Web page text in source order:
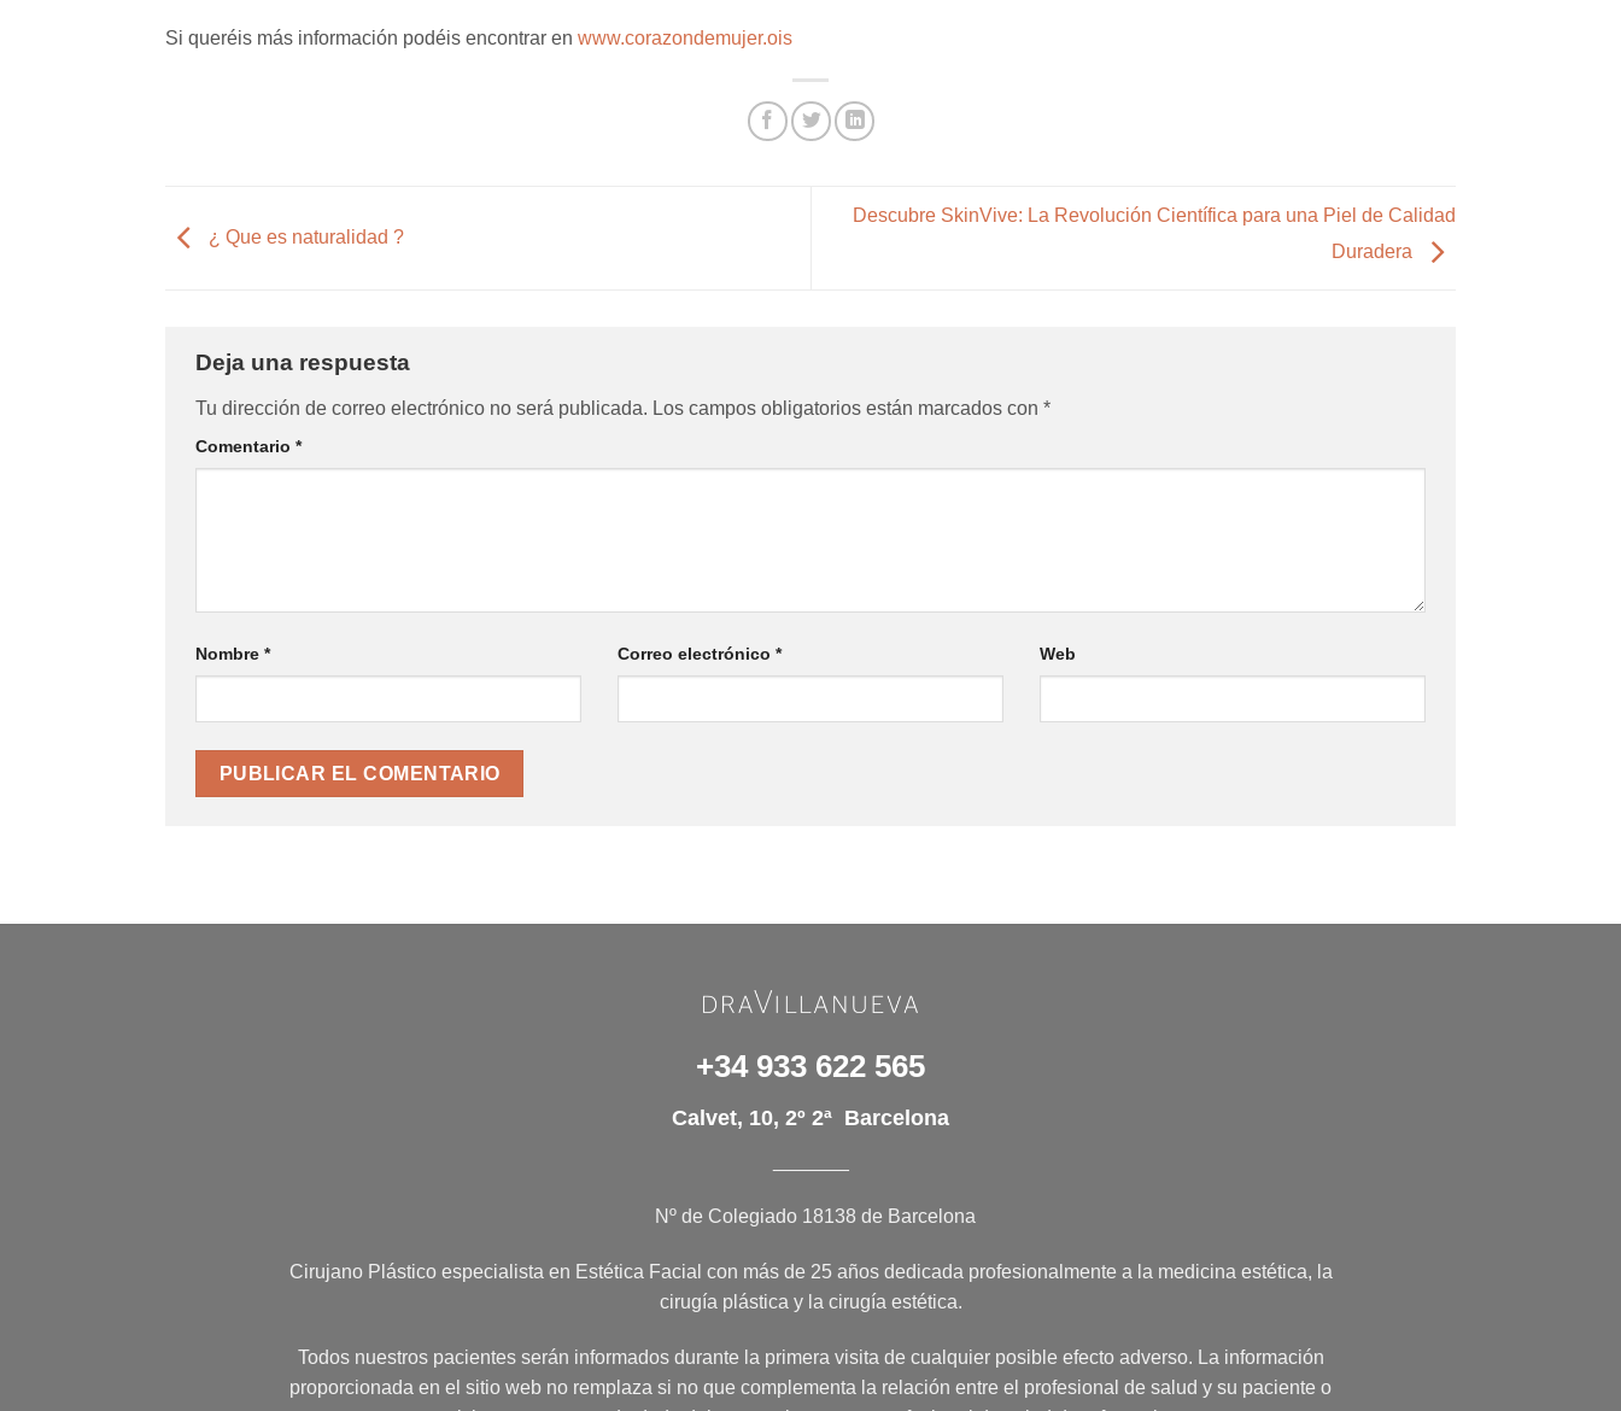
Si queréis más información podéis encontrar en www.corazondemujer.ois
¿ Que es naturalidad ?
Descubre SkinVive: La Revolución Científica para una Piel de Calidad
Duradera
Deja una respuesta
Tu dirección de correo electrónico no será publicada. Los campos obligatorios están marcados con *
Comentario *
Nombre * Correo electrónico * Web
+34 933 622 565
Calvet, 10, 2º 2ª Barcelona
Nº de Colegiado 18138 de Barcelona
Cirujano Plástico especialista en Estética Facial con más de 25 años dedicada profesionalmente a la medicina estética, la
cirugía plástica y la cirugía estética.
Todos nuestros pacientes serán informados durante la primera visita de cualquier posible efecto adverso. La información
proporcionada en el sitio web no remplaza si no que complementa la relación entre el profesional de salud y su paciente o